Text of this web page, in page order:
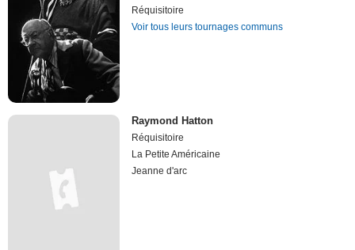
Réquisitoire
Voir tous leurs tournages communs
Raymond Hatton
Réquisitoire
La Petite Américaine
Jeanne d'arc